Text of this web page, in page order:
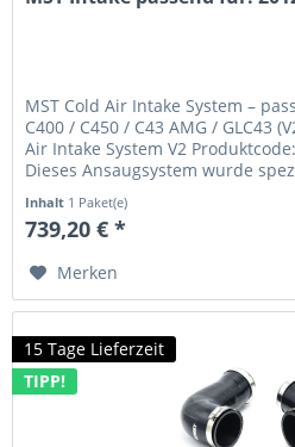
MST Cold Air Intake System –
C400 / C450 / C43 AMG / GLC43
Air Intake System V2
Dieses Ansaugsystem wurde
Inhalt 1 Paket(e)
739,20 € *
Merken
15 Tage Lieferzeit
TIPP!